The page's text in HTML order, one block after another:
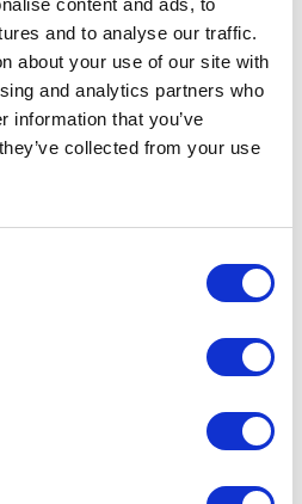
and to analyse our traffic.
about your use of our site with
and analytics partners who
information that you’ve
collected from your use
GRIGIO RIGATO